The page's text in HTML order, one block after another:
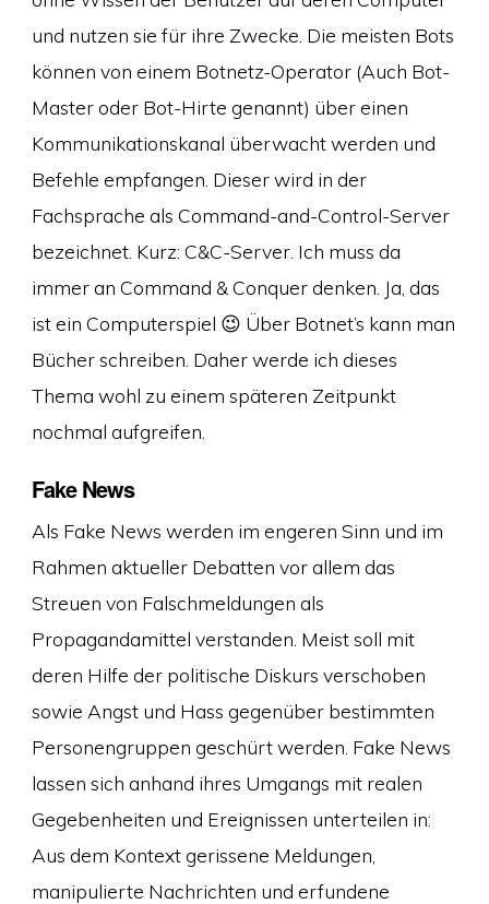
und nutzen sie für ihre Zwecke. Die meisten Bots
können von einem Botnetz-Operator (Auch Bot-
Master oder Bot-Hirte genannt) über einen
Kommunikationskanal überwacht werden und
Befehle empfangen. Dieser wird in der
Fachsprache als Command-and-Control-Server
bezeichnet. Kurz: C&C-Server. Ich muss da
immer an Command & Conquer denken. Ja, das
ist ein Computerspiel 😉 Über Botnet’s kann man
Bücher schreiben. Daher werde ich dieses
Thema wohl zu einem späteren Zeitpunkt
nochmal aufgreifen.
Fake News
Als Fake News werden im engeren Sinn und im
Rahmen aktueller Debatten vor allem das
Streuen von Falschmeldungen als
Propagandamittel verstanden. Meist soll mit
deren Hilfe der politische Diskurs verschoben
sowie Angst und Hass gegenüber bestimmten
Personengruppen geschürt werden. Fake News
lassen sich anhand ihres Umgangs mit realen
Gegebenheiten und Ereignissen unterteilen in:
Aus dem Kontext gerissene Meldungen,
manipulierte Nachrichten und erfundene